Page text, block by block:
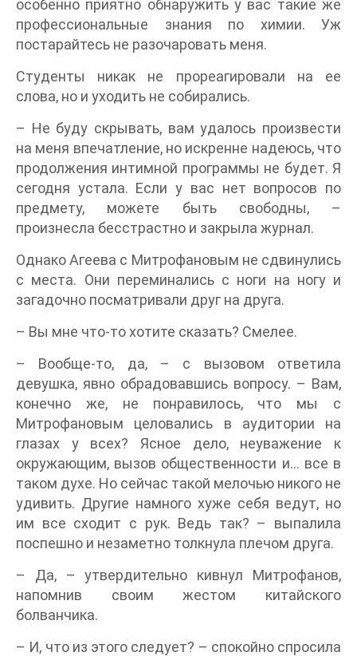
особенно приятно обнаружить у вас такие же
профессиональные знания по химии. Уж
постарайтесь не разочаровать меня.
Студенты никак не прореагировали на ее
слова, но и уходить не собирались.
– Не буду скрывать, вам удалось произвести
на меня впечатление, но искренне надеюсь, что
продолжения интимной программы не будет. Я
сегодня устала. Если у вас нет вопросов по
предмету, можете быть свободны, –
произнесла бесстрастно и закрыла журнал.
Однако Агеева с Митрофановым не сдвинулись
с места. Они переминались с ноги на ногу и
загадочно посматривали друг на друга.
– Вы мне что-то хотите сказать? Смелее.
– Вообще-то, да, – с вызовом ответила
девушка, явно обрадовавшись вопросу. – Вам,
конечно же, не понравилось, что мы с
Митрофановым целовались в аудитории на
глазах у всех? Ясное дело, неуважение к
окружающим, вызов общественности и… все в
таком духе. Но сейчас такой мелочью никого не
удивить. Другие намного хуже себя ведут, но
им все сходит с рук. Ведь так? – выпалила
поспешно и незаметно толкнула плечом друга.
– Да, – утвердительно кивнул Митрофанов,
напомнив своим жестом китайского
болванчика.
– И, что из этого следует? – спокойно спросила